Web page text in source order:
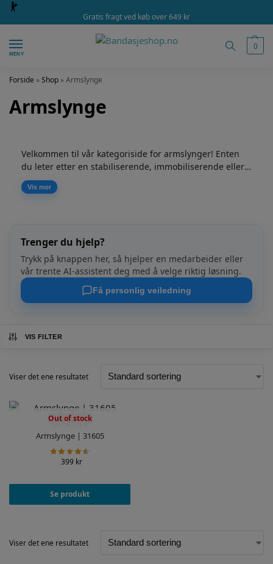
Gratis fragt ved køb over 649 kr
MENY
0
Forside »Shop »Armslynge
Armslynge
Velkommen til vår kategoriside for armslynger! Enten
du leter etter en stabiliserende, immobiliserende eller
avlastende armslynge, har vi det du trenger for å gi
skulderen din den nødvendige støtten og lindringen.
nylig gjennomgått en operasjon eller bare trenger litt
ekstra støtte, er vi her for å hjelpe deg. Ta vare på
skulderen din og start reisen mot raskere helbredelse
og økt komfort med en armslynge fra oss.
Vis mer
Trenger du hjelp?
Trykk på knappen her, så hjelper en medarbeider eller
vår trente AI-assistent deg med å velge riktig løsning.
Få personlig veiledning
VIS FILTER
Viser det ene resultatet
Out of stock
Armslynge | 31605
399 kr
Se produkt
Viser det ene resultatet